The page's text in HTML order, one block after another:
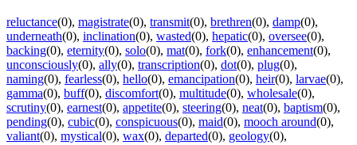
reluctance(0), magistrate(0), transmit(0), brethren(0), damp(0),
underneath(0), inclination(0), wasted(0), hepatic(0), oversee(0),
backing(0), eternity(0), solo(0), mat(0), fork(0), enhancement(0),
unconsciously(0), ally(0), transcription(0), dot(0), plug(0),
naming(0), fearless(0), hello(0), emancipation(0), heir(0), larvae(0),
gamma(0), buff(0), discomfort(0), multitude(0), wholesale(0),
scrutiny(0), earnest(0), appetite(0), steering(0), neat(0), baptism(0),
pending(0), cubic(0), conspicuous(0), maid(0), mooch around(0),
valiant(0), mystical(0), wax(0), departed(0), geology(0),